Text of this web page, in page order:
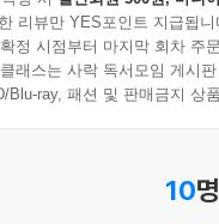
기술,
을 다루고 있다면, 2부 ‘
리뷰만 YES포인트 지급됩니
정 시점부터 마지막 회차 주
래스는 사락 독서모임 게시
Blu-ray, 패션 및 판매금지 상
10